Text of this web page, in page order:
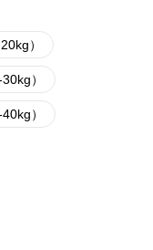
）
）
）